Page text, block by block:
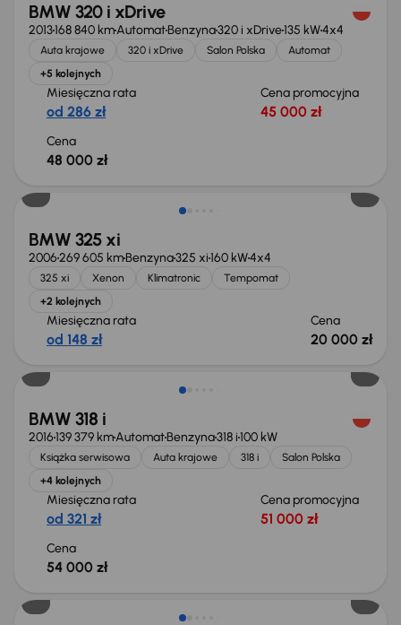
BMW 320 i xDrive
2013168 840 kmAutomatBenzyna320 i xDrive135 kW4x4
Auta krajowe 320 i xDrive Salon Polska
Automat
+5 kolejnych
Miesięczna rata
od 286 zł
Cena promocyjna
45 000 zł
Cena
48 000 zł
BMW 325 xi
2006269 605 kmBenzyna325 xi160 kW4x4
325 xi Xenon Klimatronic
Tempomat
+2 kolejnych
Miesięczna rata
od 148 zł
Cena
20 000 zł
BMW 318 i
2016139 379 kmAutomatBenzyna318 i100 kW
Książka serwisowa Auta krajowe 318 i
Salon Polska
+4 kolejnych
Miesięczna rata
od 321 zł
Cena promocyjna
51 000 zł
Cena
54 000 zł